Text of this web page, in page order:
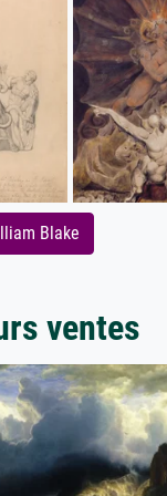
Blake
ventes